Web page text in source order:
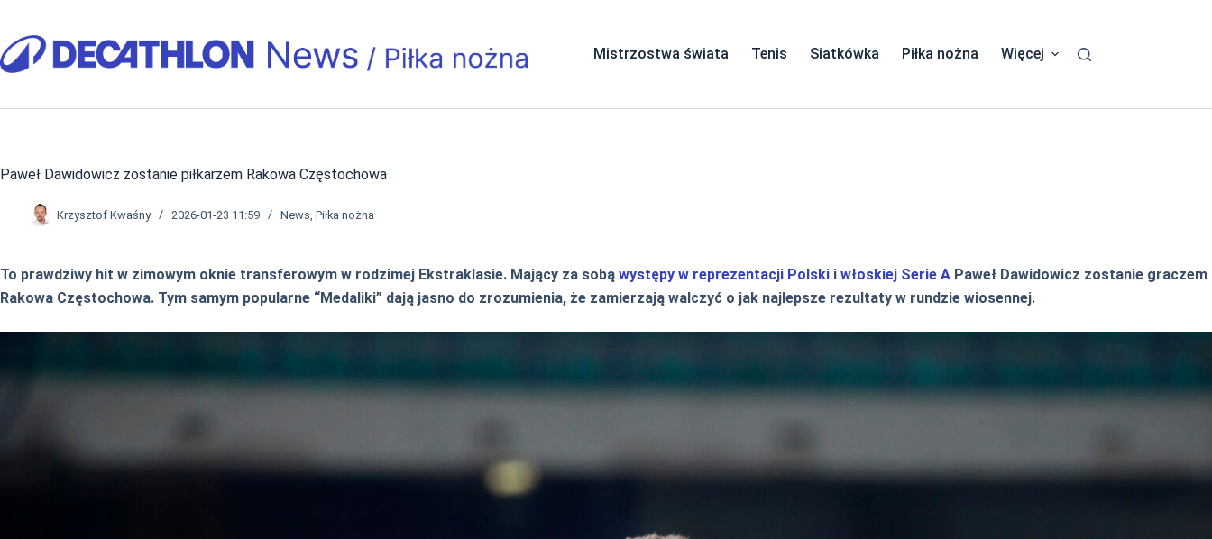
treści
Mistrzostwa świata Tenis Siatkówka Piłka nożna Więcej
Paweł Dawidowicz zostanie piłkarzem Rakowa Częstochowa
Krzysztof Kwaśny 2026-01-23 11:59 News ,Piłka nożna
To prawdziwy hit w zimowym oknie transferowym w rodzimej Ekstraklasie. Mający za sobą występy w reprezentacji Polski i włoskiej Serie A Paweł Dawidowicz zostanie graczem
Rakowa Częstochowa. Tym samym popularne “Medaliki” dają jasno do zrozumienia, że zamierzają walczyć o jak najlepsze rezultaty w rundzie wiosennej.